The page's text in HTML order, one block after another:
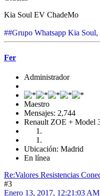
Kia Soul EV
##Grupo Whatsapp Kia
Fer
Administrador
Maestro
Mensajes: 2,744
Renault ZOE + Model
Ubicación: Madrid
En línea
Re:Valores Resistencias
#3
Enero 13, 2017, 12:21:03 AM